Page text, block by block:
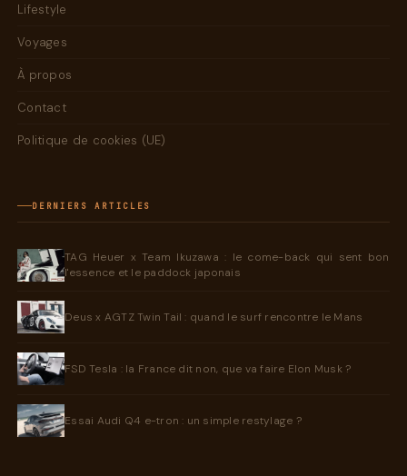
Lifestyle
Voyages
À propos
Contact
Politique de cookies (UE)
DERNIERS ARTICLES
TAG Heuer x Team Ikuzawa : le come-back qui sent bon
l'essence et le paddock japonais
Deus x AGTZ Twin Tail : quand le surf rencontre le Mans
FSD Tesla : la France dit non, que va faire Elon Musk ?
Essai Audi Q4 e-tron : un simple restylage ?